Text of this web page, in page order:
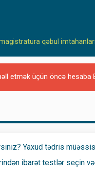
qəbul
etmək üçün öncə hesaba
Yaxud tədris
ibarət testlər seçin